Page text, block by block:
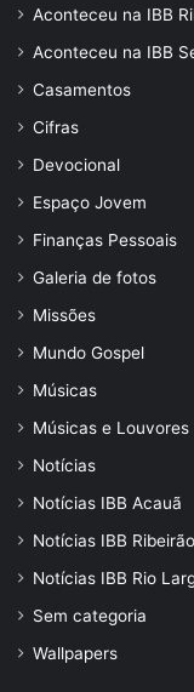
Aconteceu na IBB
Aconteceu na IBB
Casamentos
Cifras
Devocional
Espaço Jovem
Finanças Pessoais
Galeria de fotos
Missões
Mundo Gospel
Músicas
Músicas e Louvores
Notícias
Notícias IBB Acauã
Notícias IBB
Notícias IBB Rio
Sem categoria
Wallpapers